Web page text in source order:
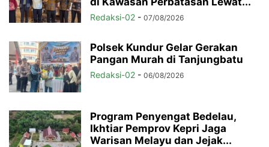
Redaksi-02 - 07/08/2026
Polsek Kundur Gelar Gerakan
Pangan Murah di Tanjungbatu
Redaksi-02 - 06/08/2026
Program Penyengat Bedelau,
Ikhtiar Pemprov Kepri Jaga
Warisan Melayu dan Jejak...